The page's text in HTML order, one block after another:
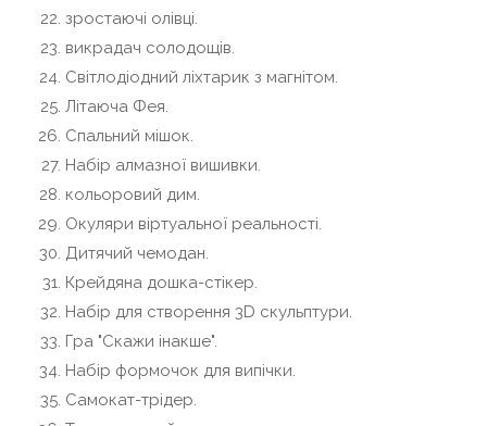
зростаючі олівці.
викрадач солодощів.
Світлодіодний ліхтарик з магнітом.
Літаюча Фея.
Спальний мішок.
Набір алмазної вишивки.
кольоровий дим.
Окуляри віртуальної реальності.
Дитячий чемодан.
Крейдяна дошка-стікер.
Набір для створення 3D скульптури.
Гра "Скажи інакше".
Набір формочок для випічки.
Самокат-трідер.